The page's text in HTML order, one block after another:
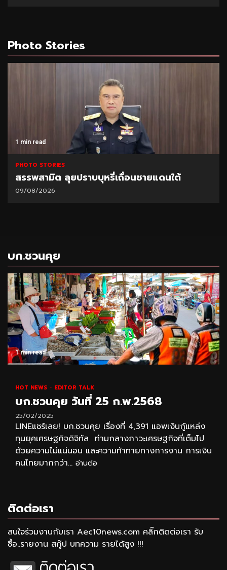
Photo Stories
1 min read
PHOTO STORIES
สรรพสามิต ลุยปราบบุหรี่เถื่อนชายแดนใต้
09/08/2026
บก.ชวนคุย
1 min read
HOT NEWS EDITOR TALK
บก.ชวนคุย วันที่ 25 ก.พ.2568
25/02/2025
LINEแชร์เลย! บก.ชวนคุย เรื่องที่ 4,391 แอพเงินกู้แหล่ง
ทุนยุคเศรษฐกิจดิจิทัล ท่ามกลางภาวะเศรษฐกิจที่เต็มไป
ด้วยความไม่แน่นอน และความท้าทายทางการงาน การเงิน
คนไทยมากกว่า... อ่านต่อ
ติดต่อเรา
สนใจร่วมงานกับเรา Aec10news.com คลิ๊กติดต่อเรา รับ
ซื้อ..รายงาน สกู๊ป บทความ รายได้สูง !!!